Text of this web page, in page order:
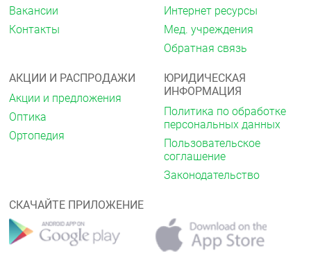
Вакансии
Контакты
Интернет ресурсы
Мед. учреждения
Обратная связь
АКЦИИ И РАСПРОДАЖИ
Акции и предложения
Оптика
Ортопедия
ЮРИДИЧЕСКАЯ
ИНФОРМАЦИЯ
Политика по обработке
персональных данных
Пользовательское
соглашение
Законодательство
СКАЧАЙТЕ ПРИЛОЖЕНИЕ